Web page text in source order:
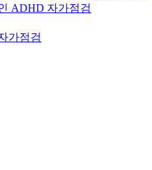
ADHD 자가점검
가점검